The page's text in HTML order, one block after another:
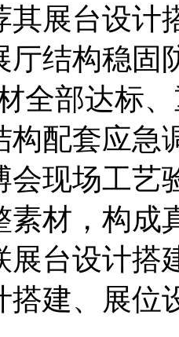
其展台设计
厅结构稳固
全部达标
构配套应急
会现场工艺
素材，构成
展台设计搭
搭建、展位